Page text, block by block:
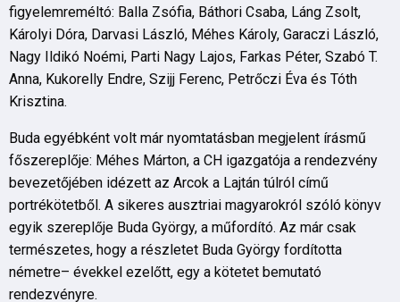
figyelemreméltó: Balla Zsófia, Báthori Csaba, Láng Zsolt,
Károlyi Dóra, Darvasi László, Méhes Károly, Garaczi László,
Nagy Ildikó Noémi, Parti Nagy Lajos, Farkas Péter, Szabó T.
Anna, Kukorelly Endre, Szijj Ferenc, Petrőczi Éva és Tóth
Krisztina.
Buda egyébként volt már nyomtatásban megjelent írásmű
főszereplője: Méhes Márton, a CH igazgatója a rendezvény
bevezetőjében idézett az Arcok a Lajtán túlról című
portrékötetből. A sikeres ausztriai magyarokról szóló könyv
egyik szereplője Buda György, a műfordító. Az már csak
természetes, hogy a részletet Buda György fordította
németre– évekkel ezelőtt, egy a kötetet bemutató
rendezvényre.